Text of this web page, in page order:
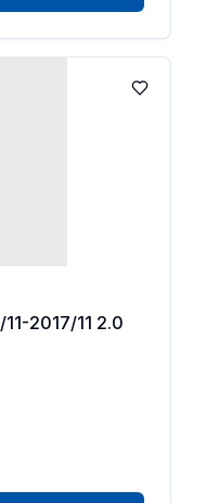
Lägg till
2017/11 2.0